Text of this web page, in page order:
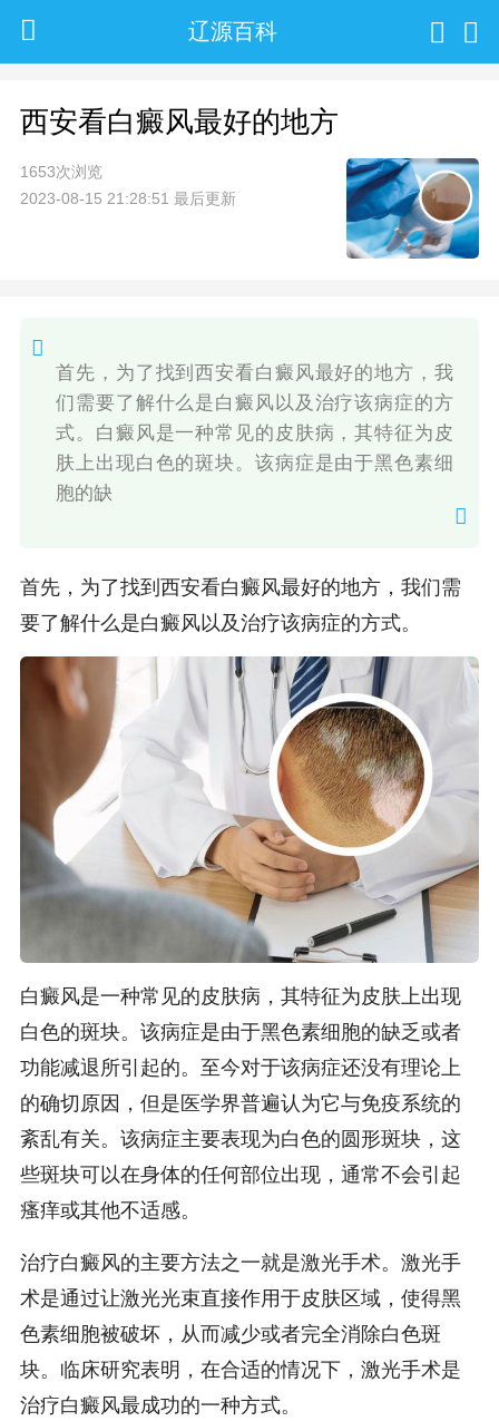
辽源百科
西安看白癜风最好的地方
1653次浏览
2023-08-15 21:28:51 最后更新
首先，为了找到西安看白癜风最好的地方，我
们需要了解什么是白癜风以及治疗该病症的方
式。白癜风是一种常见的皮肤病，其特征为皮
肤上出现白色的斑块。该病症是由于黑色素细
胞的缺
首先，为了找到西安看白癜风最好的地方，我们需
要了解什么是白癜风以及治疗该病症的方式。
白癜风是一种常见的皮肤病，其特征为皮肤上出现
白色的斑块。该病症是由于黑色素细胞的缺乏或者
功能减退所引起的。至今对于该病症还没有理论上
的确切原因，但是医学界普遍认为它与免疫系统的
紊乱有关。该病症主要表现为白色的圆形斑块，这
些斑块可以在身体的任何部位出现，通常不会引起
瘙痒或其他不适感。
治疗白癜风的主要方法之一就是激光手术。激光手
术是通过让激光光束直接作用于皮肤区域，使得黑
色素细胞被破坏，从而减少或者完全消除白色斑
块。临床研究表明，在合适的情况下，激光手术是
治疗白癜风最成功的一种方式。